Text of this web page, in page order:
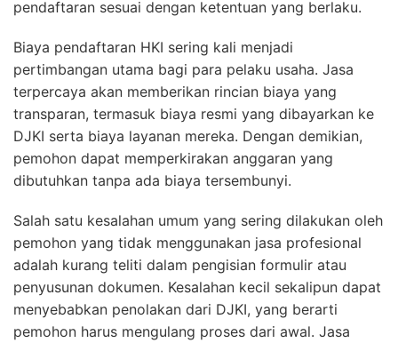
pendaftaran sesuai dengan ketentuan yang berlaku.
Biaya pendaftaran HKI sering kali menjadi
pertimbangan utama bagi para pelaku usaha. Jasa
terpercaya akan memberikan rincian biaya yang
transparan, termasuk biaya resmi yang dibayarkan ke
DJKI serta biaya layanan mereka. Dengan demikian,
pemohon dapat memperkirakan anggaran yang
dibutuhkan tanpa ada biaya tersembunyi.
Salah satu kesalahan umum yang sering dilakukan oleh
pemohon yang tidak menggunakan jasa profesional
adalah kurang teliti dalam pengisian formulir atau
penyusunan dokumen. Kesalahan kecil sekalipun dapat
menyebabkan penolakan dari DJKI, yang berarti
pemohon harus mengulang proses dari awal. Jasa